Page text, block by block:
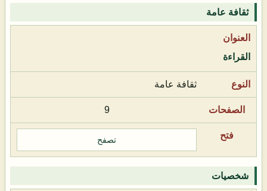
ثقافة عامة
القراءة
ثقافة عامة
9
تصفح
شخصيات